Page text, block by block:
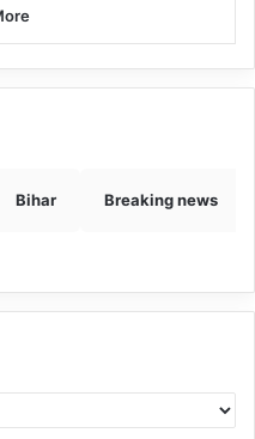
Bihar Breaking news